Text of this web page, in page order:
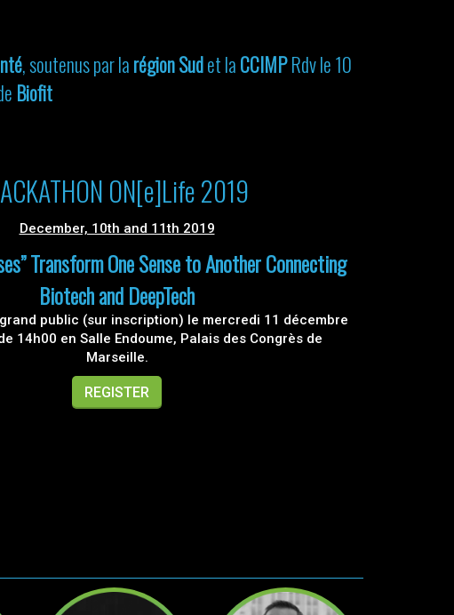
, soutenus par larégion Sudet laCCIMPRdv le 10
Biofit
ON[e]Life 2019
December, 10th and 11th 2019
Transform One Sense to Another Connecting
Biotech and DeepTech
public (sur inscription) le mercredi 11 décembre
14h00 en Salle Endoume, Palais des Congrès de
Marseille.
REGISTER